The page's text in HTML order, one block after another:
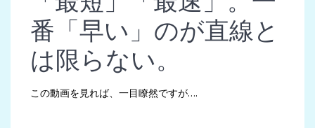
番「早い」のが直線と
は限らない。
この動画を見れば、一目瞭然ですが….